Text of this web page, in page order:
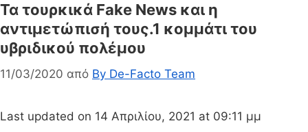
Τα τουρκικά Fake News και η
αντιμετώπισή τους.1 κομμάτι του
υβριδικού πολέμου
11/03/2020 από By De-Facto Team
Last updated on 14 Απριλίου, 2021 at 09:11 μμ